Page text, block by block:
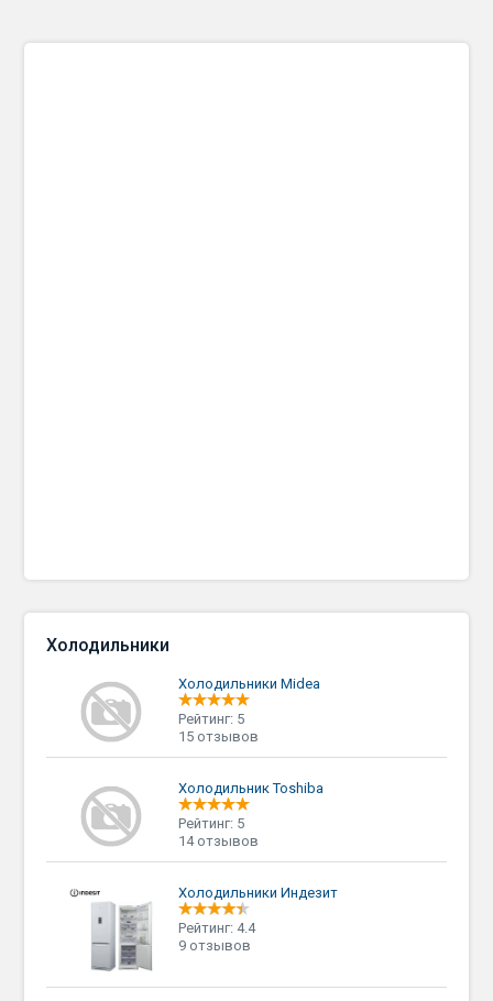
Холодильники
Холодильники Midea
Рейтинг: 5
15 отзывов
Холодильник Toshiba
Рейтинг: 5
14 отзывов
Холодильники Индезит
Рейтинг: 4.4
9 отзывов